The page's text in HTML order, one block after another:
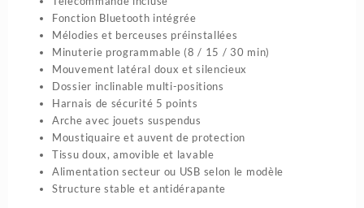
Fonction Bluetooth intégrée
Mélodies et berceuses préinstallées
Minuterie programmable (8 / 15 / 30 min)
Mouvement latéral doux et silencieux
Dossier inclinable multi-positions
Harnais de sécurité 5 points
Arche avec jouets suspendus
Moustiquaire et auvent de protection
Tissu doux, amovible et lavable
Alimentation secteur ou USB selon le modèle
Structure stable et antidérapante